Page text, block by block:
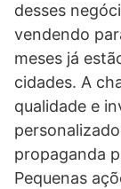
desses
vendendo
meses já
cidades. A
qualidade e
propaganda
Pequenas